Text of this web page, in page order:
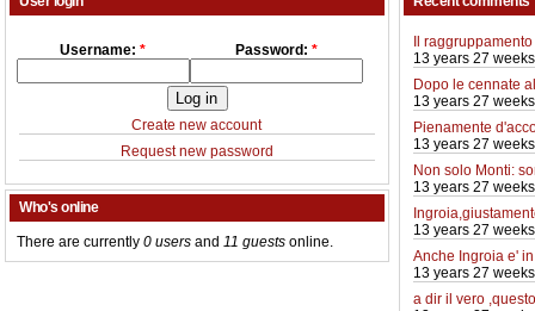
Username:* Password: *
Create new account
Request new password
Who's online
There are currently 0 users and 11 guests online.
Il
13 years 27
Dopo le cennate
13 years 27
Pienamente
13 years 27
Non solo Monti:
13 years 27
13 years 27
Anche Ingroia e'
13 years 27
a dir il vero ,questo